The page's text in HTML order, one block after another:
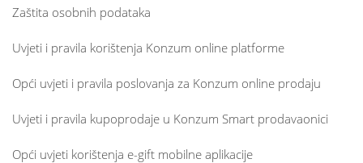
Zaštita osobnih podataka
Uvjeti i pravila korištenja Konzum online platforme
Opći uvjeti i pravila poslovanja za Konzum online prodaju
Uvjeti i pravila kupoprodaje u Konzum Smart prodavaonici
Opći uvjeti korištenja e-gift mobilne aplikacije